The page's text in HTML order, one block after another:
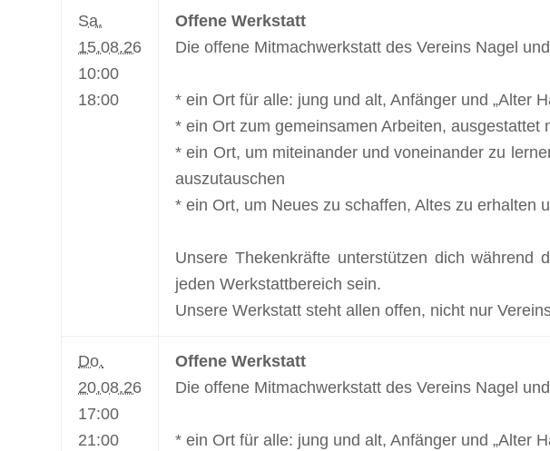
Sa.
15.08.26
10:00
18:00
Offene Werkstatt
Die offene Mitmachwerkstatt des Vereins Nagel
* ein Ort für alle: jung und alt, Anfänger und „Alter
* ein Ort zum gemeinsamen Arbeiten,
* ein Ort, um miteinander und voneinander zu
auszutauschen
* ein Ort, um Neues zu schaffen, Altes zu erhalten
Unsere Thekenkräfte unterstützen dich
jeden Werkstattbereich sein.
Unsere Werkstatt steht allen offen, nicht nur
Do.
20.08.26
17:00
21:00
Offene Werkstatt
Die offene Mitmachwerkstatt des Vereins Nagel
* ein Ort für alle: jung und alt, Anfänger und „Alter